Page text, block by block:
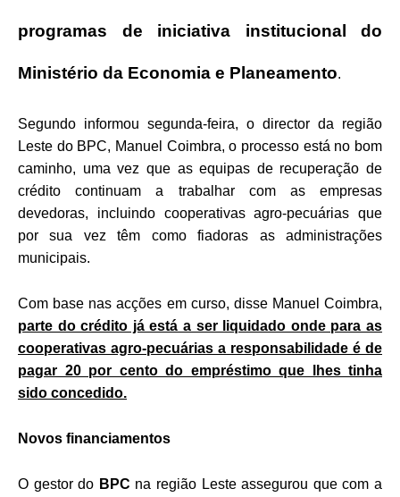
programas de iniciativa institucional do
Ministério da Economia e Planeamento.
Segundo informou segunda-feira, o director da região
Leste do BPC, Manuel Coimbra, o processo está no bom
caminho, uma vez que as equipas de recuperação de
crédito continuam a trabalhar com as empresas
devedoras, incluindo cooperativas agro-pecuárias que
por sua vez têm como fiadoras as administrações
municipais.
Com base nas acções em curso, disse Manuel Coimbra,
parte do crédito já está a ser liquidado onde para as
cooperativas agro-pecuárias a responsabilidade é de
pagar 20 por cento do empréstimo que lhes tinha
sido concedido.
Novos financiamentos
O gestor do BPC na região Leste assegurou que com a